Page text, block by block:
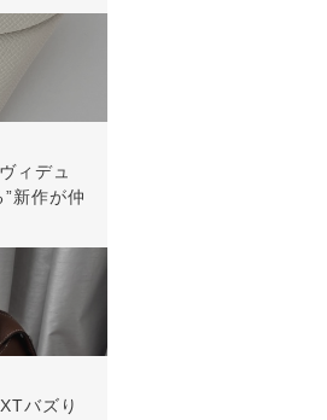
ィデュ
新作が仲
バズり